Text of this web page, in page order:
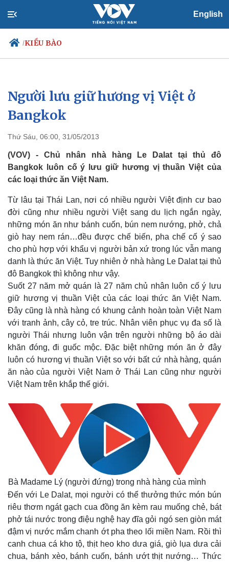
English
/KIỀU BÀO
Chính trị
Đảng
Tổ chức nhân sự
Nhận diện sự thật
Xã hội
Việc làm
Biển đảo
Người lưu giữ hương vị Việt ở
Bangkok
Thứ Sáu, 06:00, 31/05/2013
(VOV) - Chủ nhân nhà hàng Le Dalat tại thủ đô
Bangkok luôn cố ý lưu giữ hương vị thuần Việt của
các loại thức ăn Việt Nam.
Từ lâu tại Thái Lan, nơi có nhiều người Việt định cư bao
đời cũng như nhiều người Việt sang du lịch ngắn ngày,
những món ăn như bánh cuốn, bún nem nướng, phở, chả
giò hay nem rán…đều được chế biến, pha chế cố ý sao
cho phù hợp với khẩu vị người bản xứ trong lúc vẫn mang
danh là thức ăn Việt. Tuy nhiên ở nhà hàng Le Dalat tại thủ
đô Bangkok thì không như vậy.
Suốt 27 năm mở quán là 27 năm chủ nhân luôn cố ý lưu
giữ hương vị thuần Việt của các loại thức ăn Việt Nam.
Đây cũng là nhà hàng có khung cảnh hoàn toàn Việt Nam
với tranh ảnh, cây cỏ, tre trúc. Nhân viên phục vụ đa số là
người Thái nhưng luôn vận trên người những bộ áo dài
khăn đóng, đi guốc mộc. Đặc biệt những món ăn ở đây
luôn có hương vị thuần Việt so với bất cứ nhà hàng, quán
ăn nào của người Việt Nam ở Thái Lan cũng như người
Việt Nam trên khắp thế giới.
Bà Madame Lý (người đứng) trong nhà hàng của mình
Đến với Le Dalat, mọi người có thể thưởng thức món bún
riêu thơm ngát gạch cua đồng ăn kèm rau muống chẻ, bát
phở tái nước trong điệu nghệ hay đĩa gỏi ngó sen giòn mát
đậm vị nước mắm chanh ớt pha theo lối miền Nam. Rồi thì
canh chua cá kho tộ, thịt heo kho dưa giá, giò lụa dưa cải
chua, bánh xèo, bánh cuốn, bánh ướt thịt nướng… Thức